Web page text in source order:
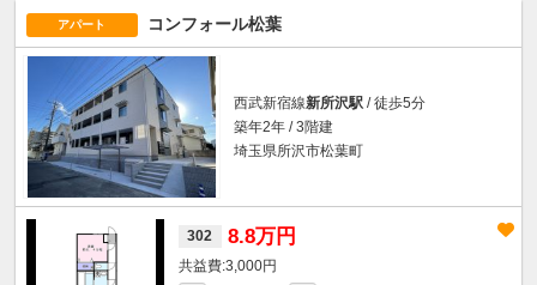
アパート コンフォール松葉
西武新宿線新所沢駅 / 徒歩5分
築年2年 / 3階建
埼玉県所沢市松葉町
302 8.8万円
3,000円